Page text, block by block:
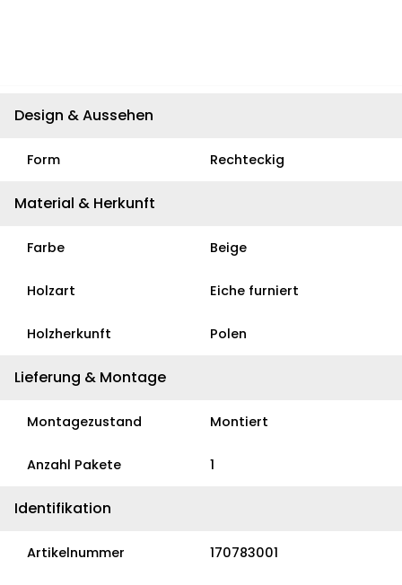
Design & Aussehen
Form Rechteckig
Material & Herkunft
Farbe Beige
Holzart Eiche furniert
Holzherkunft Polen
Lieferung & Montage
Montagezustand Montiert
Anzahl Pakete 1
Identifikation
Artikelnummer 170783001